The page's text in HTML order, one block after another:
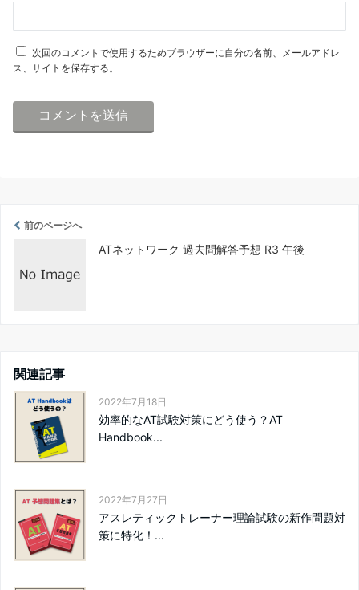
次回のコメントで使用するためブラウザーに自分の名前、メールアドレ
ス、サイトを保存する。
前のページへ
ATネットワーク 過去問解答予想 R3 午後
関連記事
2022年7月18日
効率的なAT試験対策にどう使う？AT
Handbook...
2022年7月27日
アスレティックトレーナー理論試験の新作問題対
策に特化！...